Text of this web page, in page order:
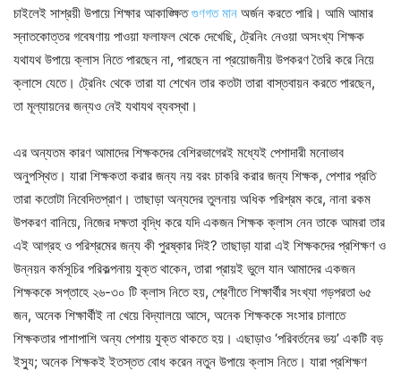
চাইলেই সাশ্রয়ী উপায়ে শিক্ষার আকাঙ্ক্ষিতগুণগত মান অর্জন করতে পারি। আমি আমার
স্নাতকোত্তর গবেষণায় পাওয়া ফলাফল থেকে দেখেছি, ট্রেনিং নেওয়া অসংখ্য শিক্ষক
যথাযথ উপায়ে ক্লাস নিতে পারছেন না, পারছেন না প্রয়োজনীয় উপকরণ তৈরি করে নিয়ে
ক্লাসে যেতে। ট্রেনিং থেকে তারা যা শেখেন তার কতটা তারা বাস্তবায়ন করতে পারছেন,
তা মূল্যায়নের জন্যও নেই যথাযথ ব্যবস্থা।
এর অন্যতম কারণ আমাদের শিক্ষকদের বেশিরভাগেরই মধ্যেই পেশাদারী মনোভাব
অনুপস্থিত। যারা শিক্ষকতা করার জন্য নয় বরং চাকরি করার জন্য শিক্ষক, পেশার প্রতি
তারা কতোটা নিবেদিতপ্রাণ। তাছাড়া অন্যদের তুলনায় অধিক পরিশ্রম করে, নানা রকম
উপকরণ বানিয়ে, নিজের দক্ষতা বৃদ্ধি করে যদি একজন শিক্ষক ক্লাস নেন তাকে আমরা তার
এই আগ্রহ ও পরিশ্রমের জন্য কী পুরষ্কার দিই? তাছাড়া যারা এই শিক্ষকদের প্রশিক্ষণ ও
উন্নয়ন কর্মসূচির পরিকল্পনায় যুক্ত থাকেন, তারা প্রায়ই ভুলে যান আমাদের একজন
শিক্ষককে সপ্তাহে ২৬-৩০ টি ক্লাস নিতে হয়, শ্রেণীতে শিক্ষার্থীর সংখ্যা গড়পরতা ৬৫
জন, অনেক শিক্ষার্থীই না খেয়ে বিদ্যালয়ে আসে, অনেক শিক্ষককে সংসার চালাতে
শিক্ষকতার পাশাপাশি অন্য পেশায় যুক্ত থাকতে হয়। এছাড়াও ‘পরিবর্তনের ভয়’ একটি বড়
ইস্যু; অনেক শিক্ষকই ইতস্তত বোধ করেন নতুন উপায়ে ক্লাস নিতে। যারা প্রশিক্ষণ